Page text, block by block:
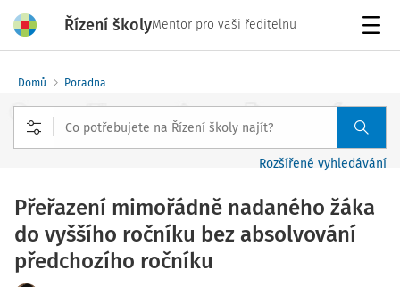
Řízení školyMentor pro vaši ředitelnu
Domů Poradna
Rozšířené vyhledávání
Přeřazení mimořádně nadaného žáka
do vyššího ročníku bez absolvování
předchozího ročníku